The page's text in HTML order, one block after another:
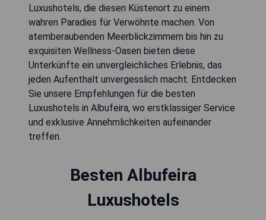
Luxushotels, die diesen Küstenort zu einem
wahren Paradies für Verwöhnte machen. Von
atemberaubenden Meerblickzimmern bis hin zu
exquisiten Wellness-Oasen bieten diese
Unterkünfte ein unvergleichliches Erlebnis, das
jeden Aufenthalt unvergesslich macht. Entdecken
Sie unsere Empfehlungen für die besten
Luxushotels in Albufeira, wo erstklassiger Service
und exklusive Annehmlichkeiten aufeinander
treffen.
Besten Albufeira
Luxushotels